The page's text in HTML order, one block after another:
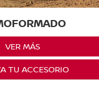
VER MÁS
TU ACCESORIO